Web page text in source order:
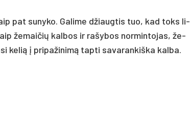
pat su­ny­ko. Ga­li­me džiaug­tis tuo, kad toks li­
že­mai­čių kal­bos ir ra­šy­bos nor­min­to­jas, že­
ke­lią į pri­pa­ži­nimą tap­ti sa­va­ran­kiš­ka kal­ba.